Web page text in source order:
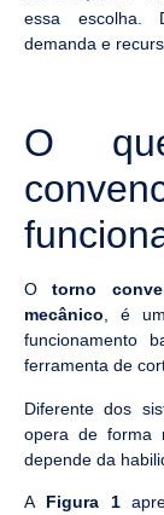
essa escolha.
demanda e
O
Otorno
mecânico, é um
funcionamento
ferramenta de
Diferente dos
opera de forma
depende da
A Figura 1